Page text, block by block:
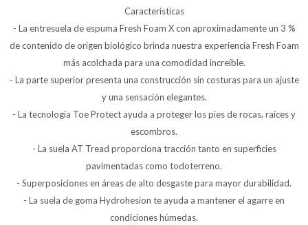
Características
- La entresuela de espuma Fresh Foam X con aproximadamente un 3 %
de contenido de origen biológico brinda nuestra experiencia Fresh Foam
más acolchada para una comodidad increíble.
- La parte superior presenta una construcción sin costuras para un ajuste
y una sensación elegantes.
- La tecnología Toe Protect ayuda a proteger los pies de rocas, raíces y
escombros.
- La suela AT Tread proporciona tracción tanto en superficies
pavimentadas como todoterreno.
- Superposiciones en áreas de alto desgaste para mayor durabilidad.
- La suela de goma Hydrohesion te ayuda a mantener el agarre en
condiciones húmedas.